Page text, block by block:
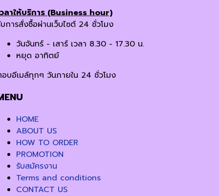
ลาให้บริการ (Business hour)
การสั่งซื้อผ่านเว็บไซต์ 24 ชั่วโมง
วันจันทร์ - เสาร์ เวลา 8.30 - 17.30 น.
หยุด อาทิตย์
บอีเมล์ทุกๆ วันภายใน 24 ชั่วโมง
HOME
ABOUT US
HOW TO ORDER
PROMOTION
รับสมัครงาน
Terms and conditions
CONTACT US